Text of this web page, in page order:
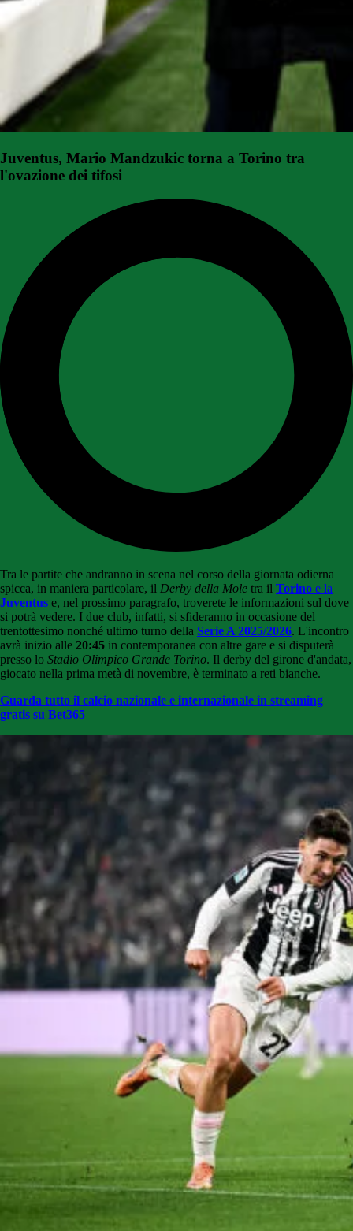
Juventus, Mario Mandzukic torna a Torino tra
l'ovazione dei tifosi
Tra le partite che andranno in scena nel corso della giornata odierna
spicca, in maniera particolare, il Derby della Mole tra il Torino e la
Juventus e, nel prossimo paragrafo, troverete le informazioni sul dove
si potrà vedere. I due club, infatti, si sfideranno in occasione del
trentottesimo nonché ultimo turno della Serie A 2025/2026. L'incontro
avrà inizio alle 20:45 in contemporanea con altre gare e si disputerà
presso lo Stadio Olimpico Grande Torino. Il derby del girone d'andata,
giocato nella prima metà di novembre, è terminato a reti bianche.
Guarda tutto il calcio nazionale e internazionale in streaming
gratis su Bet365